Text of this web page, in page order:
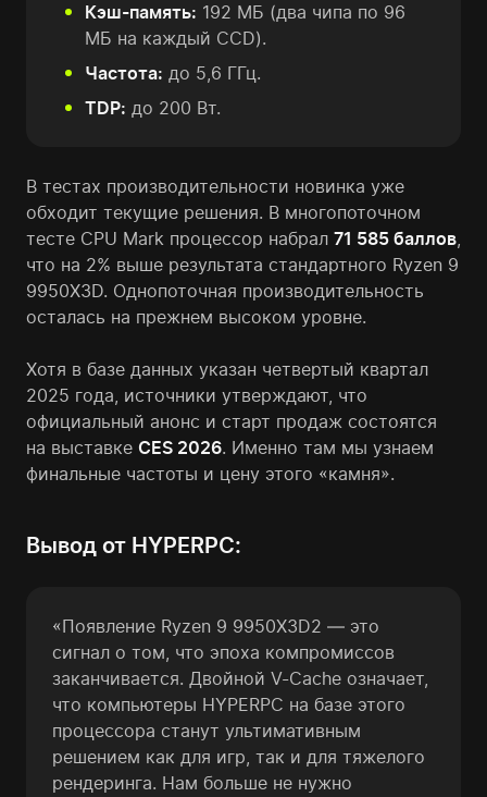
Кэш-память: 192 МБ (два чипа по 96
МБ на каждый CCD).
Частота: до 5,6 ГГц.
TDP: до 200 Вт.
В тестах производительности новинка уже
обходит текущие решения. В многопоточном
тесте CPU Mark процессор набрал 71 585 баллов,
что на 2% выше результата стандартного Ryzen 9
9950X3D. Однопоточная производительность
осталась на прежнем высоком уровне.
Хотя в базе данных указан четвертый квартал
2025 года, источники утверждают, что
официальный анонс и старт продаж состоятся
на выставке CES 2026. Именно там мы узнаем
финальные частоты и цену этого «камня».
Вывод от HYPERPC:
«Появление Ryzen 9 9950X3D2 — это
сигнал о том, что эпоха компромиссов
заканчивается. Двойной V-Cache означает,
что компьютеры HYPERPC на базе этого
процессора станут ультимативным
решением как для игр, так и для тяжелого
рендеринга. Нам больше не нужно